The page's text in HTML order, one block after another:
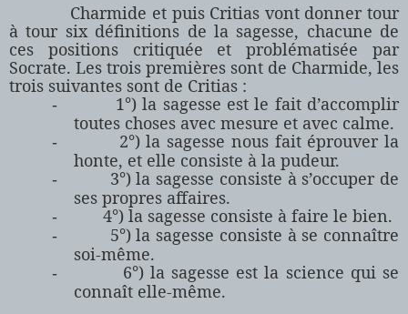
Charmide et puis Critias vont donner tour
à tour six définitions de la sagesse, chacune de
ces positions critiquée et problématisée par
Socrate. Les trois premières sont de Charmide, les
trois suivantes sont de Critias :
-
1°) la sagesse est le fait d’accomplir
toutes choses avec mesure et avec calme.
-
2°) la sagesse nous fait éprouver la
honte, et elle consiste à la pudeur.
-
3°) la sagesse consiste à s’occuper de
ses propres affaires.
- 4°) la sagesse consiste à faire le bien.
-
5°) la sagesse consiste à se connaître
soi-même.
-
6°) la sagesse est la science qui se
connaît elle-même.